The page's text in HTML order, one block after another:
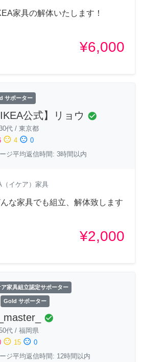
家具の解体いたします！
¥6,000
サポーター
IKEA公式】リョウ check_circle
代 / 東京都
sentiment_neutral 4 sentiment_dissatisfied 0
ジ平均返信時間: 3時間以内
イケア）家具
んな家具でも組立、解体致します
¥2,000
ア家具組立認定サポーター
Gold サポーター
check_circle
代 / 福岡県
sentiment_neutral 15 sentiment_dissatisfied 0
ジ平均返信時間: 12時間以内